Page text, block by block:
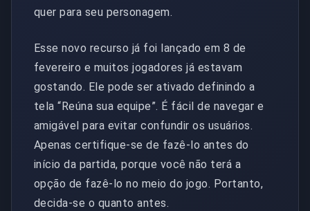
quer para seu personagem.
Esse novo recurso já foi lançado em 8 de
fevereiro e muitos jogadores já estavam
gostando. Ele pode ser ativado definindo a
tela “Reúna sua equipe”. É fácil de navegar e
amigável para evitar confundir os usuários.
Apenas certifique-se de fazê-lo antes do
início da partida, porque você não terá a
opção de fazê-lo no meio do jogo. Portanto,
decida-se o quanto antes.